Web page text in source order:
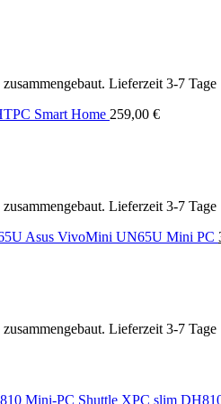
Lieferzeit 3-7 Tage
Smart Home 259,00 €
Lieferzeit 3-7 Tage
Asus VivoMini UN65U Mini PC
Lieferzeit 3-7 Tage
Shuttle XPC slim